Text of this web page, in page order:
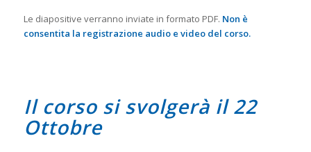
Le diapositive verranno inviate in formato PDF. Non è
consentita la registrazione audio e video del corso.
Il corso si svolgerà il 22
Ottobre